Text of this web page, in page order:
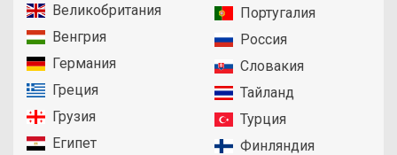
Великобритания
Венгрия
Германия
Греция
Грузия
Египет
Португалия
Россия
Словакия
Тайланд
Турция
Финляндия